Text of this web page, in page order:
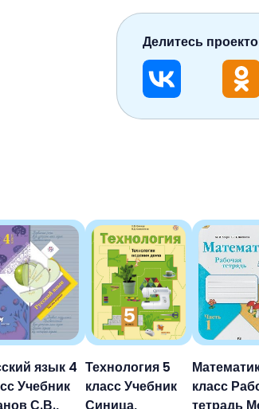
язык 4
Учебник
С.В.,
Технология 5
класс Учебник
Синица,
класс
тетрадь
Делитесь